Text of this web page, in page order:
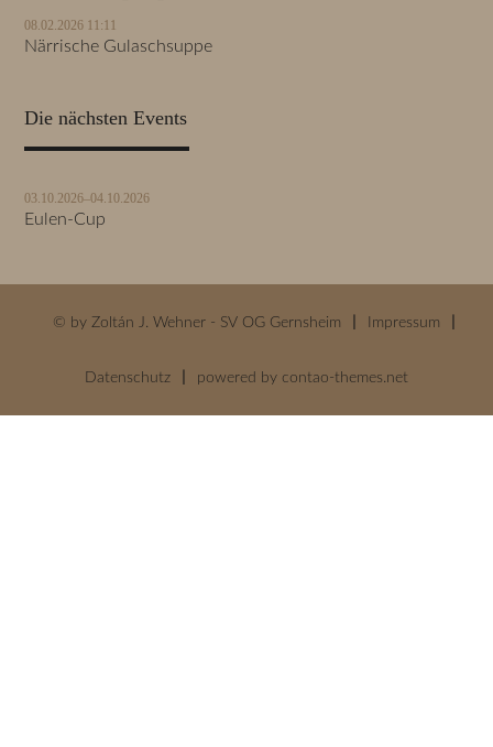
08.02.2026 11:11
Närrische Gulaschsuppe
Die nächsten Events
03.10.2026–04.10.2026
Eulen-Cup
© by Zoltán J. Wehner - SV OG Gernsheim Impressum
Datenschutz powered by contao-themes.net